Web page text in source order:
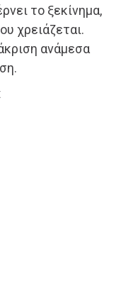
το ξεκίνημα,
χρειάζεται.
ανάμεσα